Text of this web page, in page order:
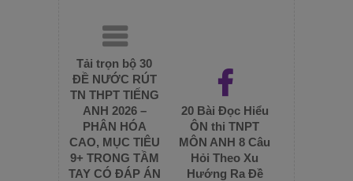
Tải trọn bộ 30
ĐỀ NƯỚC RÚT
TN THPT TIẾNG
ANH 2026 –
PHÂN HÓA
CAO, MỤC TIÊU
9+ TRONG TẦM
TAY CÓ ĐÁP ÁN
20 Bài Đọc Hiểu
ÔN thi TNPT
MÔN ANH 8 Câu
Hỏi Theo Xu
Hướng Ra Đề